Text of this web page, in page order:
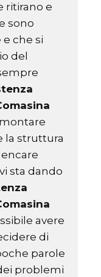
ritirano e
sono
che si
del
la struttura
sta dando
avere
di
parole
problemi